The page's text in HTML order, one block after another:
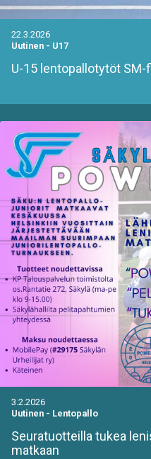
22.3.2026
Uutinen - U17
U-15 lentopallotytöt SM-
3.2.2026
Uutinen - Lentopallo
Seuratuotteilla tukea
matkaan